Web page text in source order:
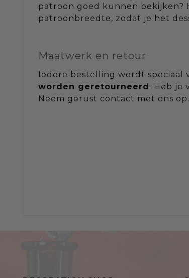
patroon goed kunnen bekijken?
patroonbreedte, zodat je het
Maatwerk en retour
Iedere bestelling wordt
worden geretourneerd. Heb je
Neem gerust contact met ons